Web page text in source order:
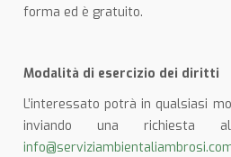
forma ed è gratuito.
Modalità di esercizio dei diritti
L’interessato potrà in qualsiasi
inviando una richiesta